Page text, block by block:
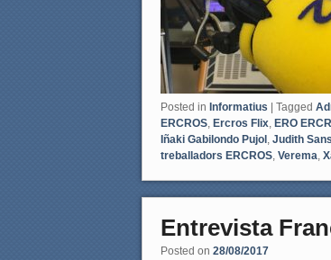
Posted in Informatius | Tagged
ERCROS, Ercros Flix, ERO
Iñaki Gabilondo Pujol, Judith Sans
treballadors ERCROS, Verema,
Entrevista
Posted on 28/08/2017